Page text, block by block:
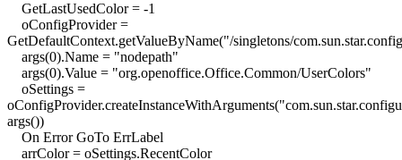
GetLastUsedColor = -1
oConfigProvider =
GetDefaultContext.getValueByName("/singletons/
args(0).Name = "nodepath"
args(0).Value = "org.openoffice.Office.Common/UserColors"
oSettings =
args())
On Error GoTo ErrLabel
arrColor = oSettings.RecentColor